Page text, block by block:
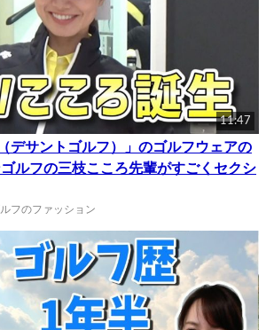
11:47
（デサントゴルフ）」のゴルフウェアの
ルフの三枝こころ先輩がすごくセクシ
フのファッション